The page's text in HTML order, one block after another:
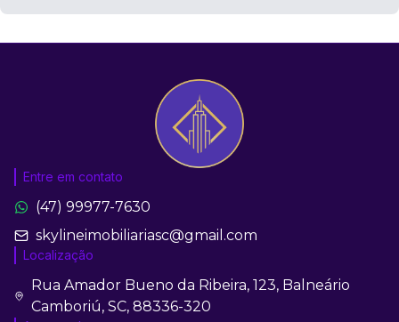
Entre em contato
(47) 99977-7630
skylineimobiliariasc@gmail.com
Localização
Rua Amador Bueno da Ribeira, 123, Balneário
Camboriú, SC, 88336-320